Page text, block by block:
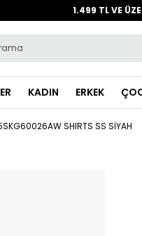
1.499 TL VE
KADIN ERKEK
SHIRTS SS SİYAH